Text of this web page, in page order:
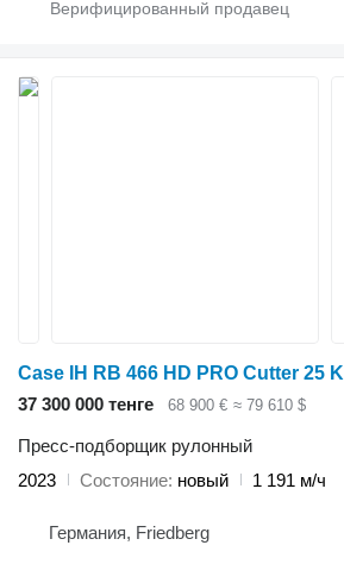
Case IH RB 466 HD PRO Cutter 25 K
37 300 000 тенге
68 900 € ≈ 79 610 $
Пресс-подборщик рулонный
2023
Состояние новый 1 191 м/ч
Германия, Friedberg